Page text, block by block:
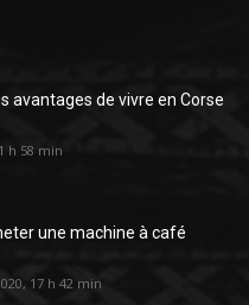
avantages de vivre en Corse
h 58 min
une machine à café
17 h 42 min